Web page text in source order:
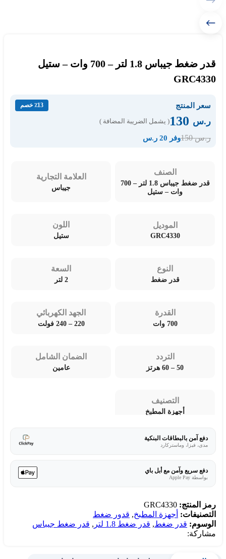
قدر ضغط جيباس 1.8 لتر – 700 وات – ستيل
GRC4330
سعر المنتج ٪13 خصم
ر.س ( يشمل الضريبة المضافة )
ر.س150 وفر 20 ر.س
الصنف
قدر ضغط جيباس 1.8 لتر – 700
وات – ستيل
العلامة التجارية
جيباس
الموديل
GRC4330
اللون
ستيل
النوع
قدر ضغط
السعة
2 لتر
القدرة
700 وات
الجهد الكهربائي
220 – 240 فولت
التردد
50 – 60 هرتز
الضمان الشامل
عامين
التصنيف
أجهزة المطبخ
دفع آمن بالبطاقات البنكية
مدى، فيزا، وماستركارد
دفع سريع وآمن مع أبل باي
بواسطة Apple Pay
رمز المنتج: GRC4330
التصنيفات: أجهزة المطبخ, قدور ضغط
الوسوم: قدر ضغط, قدر ضغط 1.8 لتر , قدر ضغط جيباس
مشاركة: